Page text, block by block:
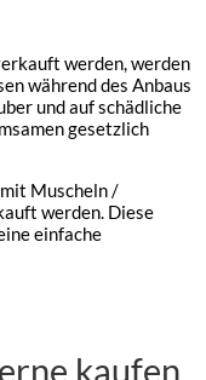
werden, werden
während des Anbaus
und auf schädliche
gesetzlich
mit Muscheln /
werden. Diese
einfache
kaufen